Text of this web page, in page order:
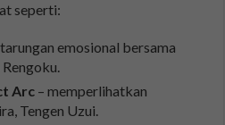
seperti:
emosional bersama
Arc – memperlihatkan
Tengen Uzui.